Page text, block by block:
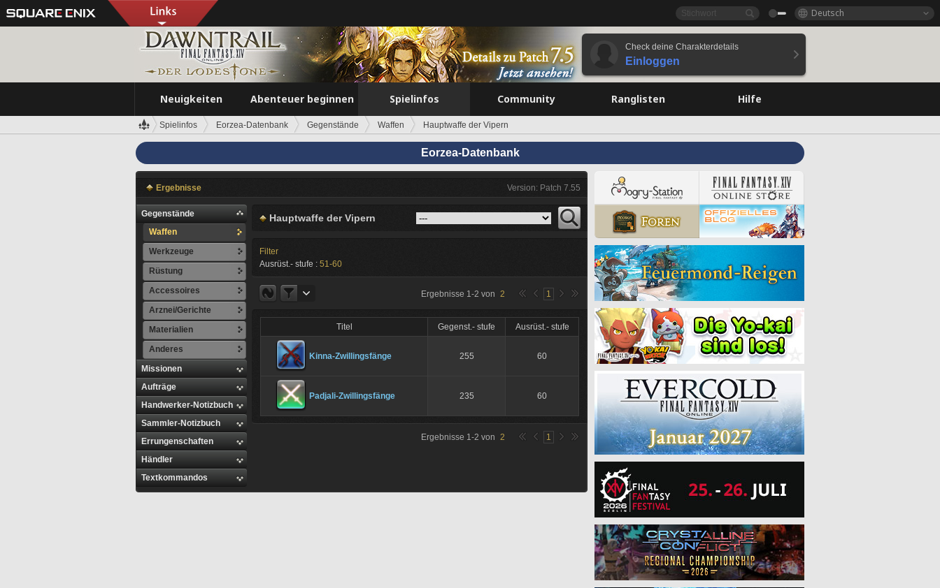
Deutsch
Check deine Charakterdetails
Einloggen
Neuigkeiten Abenteuer beginnen Spielinfos Community Ranglisten Hilfe
Spielinfos Eorzea-Datenbank Gegenstände Waffen Hauptwaffe der Vipern
Eorzea-Datenbank
Ergebnisse Version: Patch 7.55
Gegenstände
Waffen
Werkzeuge
Rüstung
Accessoires
Arznei/Gerichte
Materialien
Anderes
Missionen
Aufträge
Handwerker-Notizbuch
Sammler-Notizbuch
Errungenschaften
Händler
Textkommandos
Hauptwaffe der Vipern
Filter
Ausrüst.- stufe : 51-60
Ergebnisse 1-2 von 2 1
Titel Gegenst.- stufe Ausrüst.- stufe
Kinna-Zwillingsfänge 255 60
Padjali-Zwillingsfänge 235 60
Ergebnisse 1-2 von 2 1